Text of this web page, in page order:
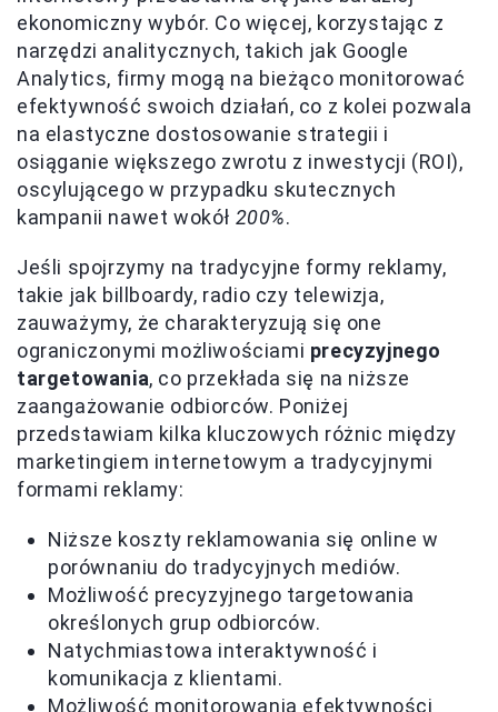
ekonomiczny wybór. Co więcej, korzystając z
narzędzi analitycznych, takich jak Google
Analytics, firmy mogą na bieżąco monitorować
efektywność swoich działań, co z kolei pozwala
na elastyczne dostosowanie strategii i
osiąganie większego zwrotu z inwestycji (ROI),
oscylującego w przypadku skutecznych
kampanii nawet wokół 200%.
Jeśli spojrzymy na tradycyjne formy reklamy,
takie jak billboardy, radio czy telewizja,
zauważymy, że charakteryzują się one
ograniczonymi możliwościami precyzyjnego
targetowania, co przekłada się na niższe
zaangażowanie odbiorców. Poniżej
przedstawiam kilka kluczowych różnic między
marketingiem internetowym a tradycyjnymi
formami reklamy:
Niższe koszty reklamowania się online w
porównaniu do tradycyjnych mediów.
Możliwość precyzyjnego targetowania
określonych grup odbiorców.
Natychmiastowa interaktywność i
komunikacja z klientami.
Możliwość monitorowania efektywności